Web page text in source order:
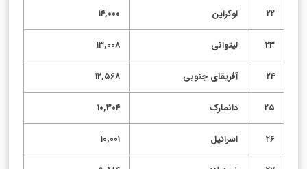
۲۲ اوکراین ۱۴,۰۰۰
۲۳ لیتوانی ۱۳,۰۰۸
۲۴ آفریقای جنوبی ۱۲,۵۶۸
۲۵ دانمارک ۱۰,۳۰۴
۲۶ اسرائیل ۱۰,۰۰۱